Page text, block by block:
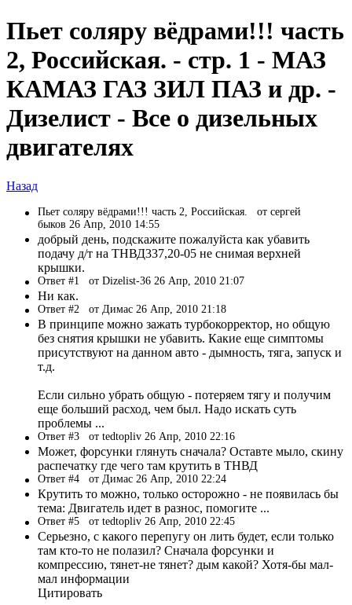
Пьет соляру вёдрами!!! часть
2, Российская. - стр. 1 - МАЗ
КАМАЗ ГАЗ ЗИЛ ПАЗ и др. -
Дизелист - Все о дизельных
двигателях
Назад
Пьет соляру вёдрами!!! часть 2, Российская. от сергей
быков 26 Апр, 2010 14:55
добрый день, подскажите пожалуйста как убавить
подачу д/т на ТНВД337,20-05 не снимая верхней
крышки.
Ответ #1 от Dizelist-36 26 Апр, 2010 21:07
Ни как.
Ответ #2 от Димас 26 Апр, 2010 21:18
В принципе можно зажать турбокорректор, но общую
без снятия крышки не убавить. Какие еще симптомы
присутствуют на данном авто - дымность, тяга, запуск и
т.д.
Если сильно убрать общую - потеряем тягу и получим
еще больший расход, чем был. Надо искать суть
проблемы ...
Ответ #3 от tedtopliv 26 Апр, 2010 22:16
Может, форсунки глянуть сначала? Оставте мыло, скину
распечатку где чего там крутить в ТНВД
Ответ #4 от Димас 26 Апр, 2010 22:24
Крутить то можно, только осторожно - не появилась бы
тема: Двигатель идет в разнос, помогите ...
Ответ #5 от tedtopliv 26 Апр, 2010 22:45
Серьезно, с какого перепугу он лить будет, если только
там кто-то не полазил? Сначала форсунки и
компрессию, тянет-не тянет? дым какой? Хотя-бы мал-
мал информации
Цитировать